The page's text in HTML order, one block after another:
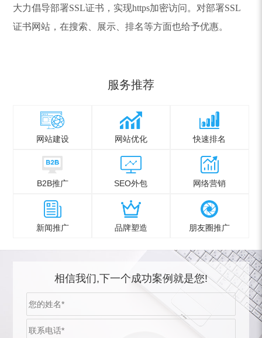
大力倡导部署SSL证书，实现https加密访问。对部署SSL
证书网站，在搜索、展示、排名等方面也给予优惠。
服务推荐
网站建设 网站优化 快速排名
B2B推广 SEO外包 网络营销
新闻推广 品牌塑造 朋友圈推广
相信我们,下一个成功案例就是您!